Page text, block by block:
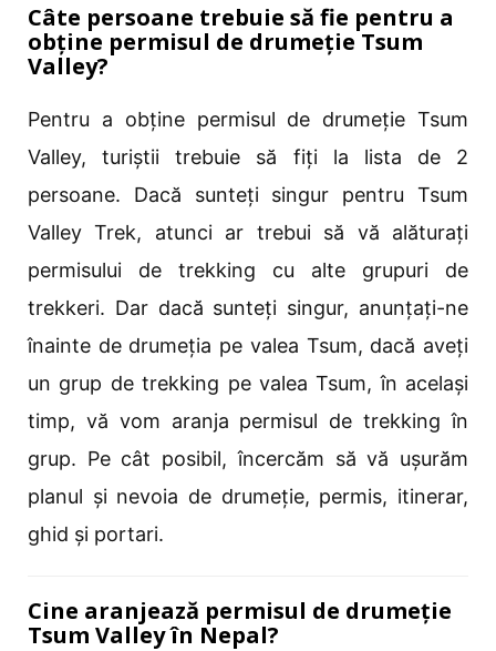
Câte persoane trebuie să fie pentru a
obține permisul de drumeție Tsum
Valley?
Pentru a obține permisul de drumeție Tsum
Valley, turiștii trebuie să fiți la lista de 2
persoane. Dacă sunteți singur pentru Tsum
Valley Trek, atunci ar trebui să vă alăturați
permisului de trekking cu alte grupuri de
trekkeri. Dar dacă sunteți singur, anunțați-ne
înainte de drumeția pe valea Tsum, dacă aveți
un grup de trekking pe valea Tsum, în același
timp, vă vom aranja permisul de trekking în
grup. Pe cât posibil, încercăm să vă ușurăm
planul și nevoia de drumeție, permis, itinerar,
ghid și portari.
Cine aranjează permisul de drumeție
Tsum Valley în Nepal?